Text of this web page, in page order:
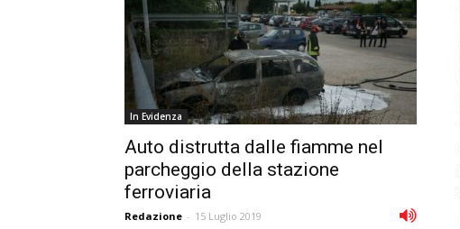
In Evidenza
Auto distrutta dalle fiamme nel
parcheggio della stazione
ferroviaria
Redazione - 15 Luglio 2019